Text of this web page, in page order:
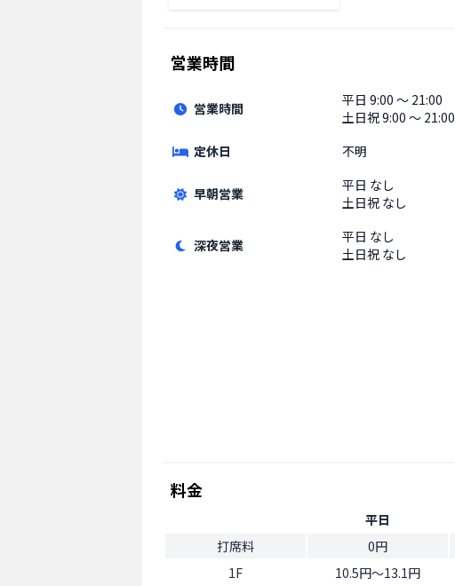
営業時間
営業時間 平日 9:00 〜 21:00
土日祝9:00 〜 21:00
定休日
不明
早朝営業 平日 なし
土日祝 なし
深夜営業 平日 なし
土日祝 なし
料金
平日
打席料
0円
1F
10.5円〜13.1円